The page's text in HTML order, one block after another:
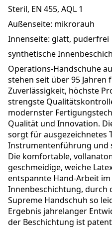
Steril, EN 455, AQL 1
Außenseite: mikrorauh
Innenseite: glatt, puderfrei
synthetische
Operations-Handschuhe
stehen seit über 95
Zuverlässigkeit, höchste
strengste
modernster
Qualität und Innovation.
sorgt für ausgezeichnetes
Instrumentenführung und
Die komfortable,
geschmeidige, weiche
entspannte Hand-Arbeit im
Innenbeschichtung, durch
Supreme Handschuh so
Ergebnis jahrelanger
der Beschichtung ist